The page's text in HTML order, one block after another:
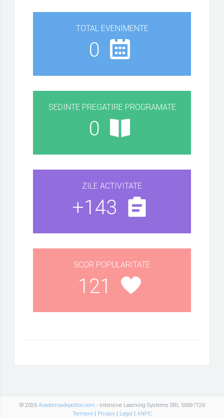
TOTAL EVENIMENTE
0
SEDINTE PREGATIRE PROGRAMATE
0
ZILE ACTIVITATE
+143
SCOR POPULARITATE
121
© 2026 Academiadepolitie.com - Intensive Learning Systems SRL 50697126
Termeni | Privacy| Legal | ANPC